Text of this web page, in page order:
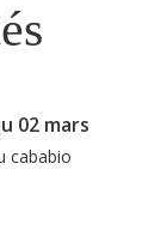
02 mars
cababio